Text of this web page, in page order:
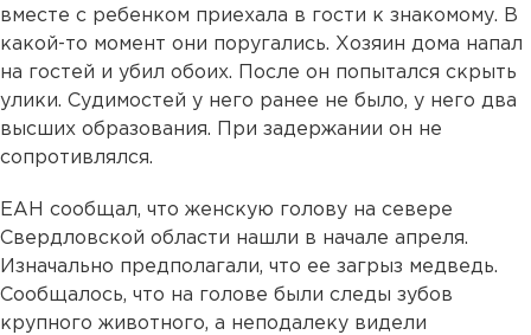
вместе с ребенком приехала в гости к знакомому. В
какой-то момент они поругались. Хозяин дома напал
на гостей и убил обоих. После он попытался скрыть
улики. Судимостей у него ранее не было, у него два
высших образования. При задержании он не
сопротивлялся.
ЕАН сообщал, что женскую голову на севере
Свердловской области нашли в начале апреля.
Изначально предполагали, что ее загрыз медведь.
Сообщалось, что на голове были следы зубов
крупного животного, а неподалеку видели